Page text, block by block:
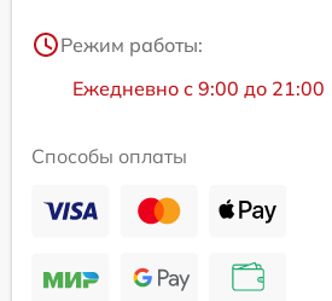
Режим работы:
Ежедневно с 9:00 до 21:00
Способы оплаты